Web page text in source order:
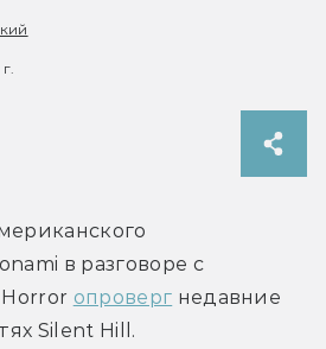
в разговоре с
опроверг недавние
Silent Hill.